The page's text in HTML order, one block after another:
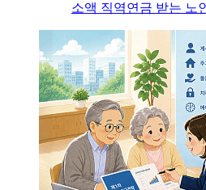
소액 직역연금 받는 노